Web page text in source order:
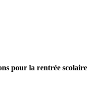
pour la rentrée scolaire